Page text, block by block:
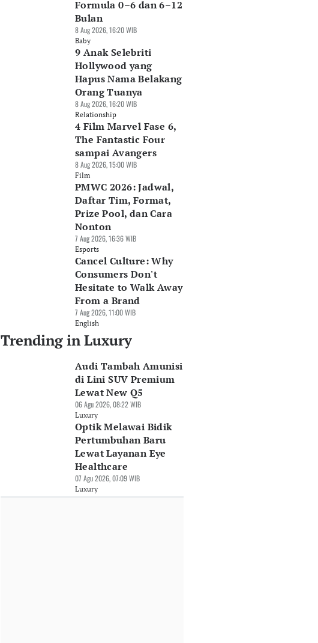
Formula 0–6 dan 6–12
Bulan
8 Aug 2026, 16:20 WIB
Baby
9 Anak Selebriti
Hollywood yang
Hapus Nama Belakang
Orang Tuanya
8 Aug 2026, 16:20 WIB
Relationship
4 Film Marvel Fase 6,
The Fantastic Four
sampai Avangers
8 Aug 2026, 15:00 WIB
Film
PMWC 2026: Jadwal,
Daftar Tim, Format,
Prize Pool, dan Cara
Nonton
7 Aug 2026, 16:36 WIB
Esports
Cancel Culture: Why
Consumers Don't
Hesitate to Walk Away
From a Brand
7 Aug 2026, 11:00 WIB
English
Trending in Luxury
Audi Tambah Amunisi
di Lini SUV Premium
Lewat New Q5
06 Agu 2026, 08:22 WIB
Luxury
Optik Melawai Bidik
Pertumbuhan Baru
Lewat Layanan Eye
Healthcare
07 Agu 2026, 07:09 WIB
Luxury